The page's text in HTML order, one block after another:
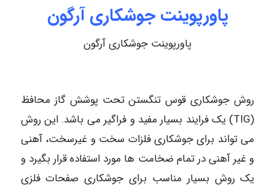
پاورپوینت جوشکاری آرگون
پاورپوینت جوشکاری آرگون
روش جوشکاری قوس تنگستن تحت پوشش گاز محافظ
(TIG) یک فرایند بسیار مفید و فراگیر می باشد. این روش
می تواند برای جوشکاری فلزات سخت و غیرسخت، آهنی
و غیر آهنی در تمام ضخامت ها مورد استفاده قرار بگیرد و
یک روش بسیار مناسب برای جوشکاری صفحات فلزی